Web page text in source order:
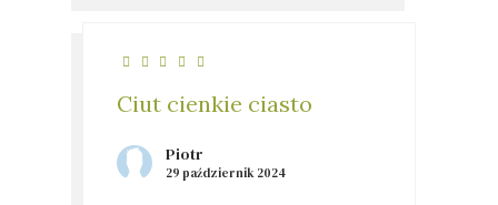
Ciut cienkie ciasto
Piotr
29 październik 2024